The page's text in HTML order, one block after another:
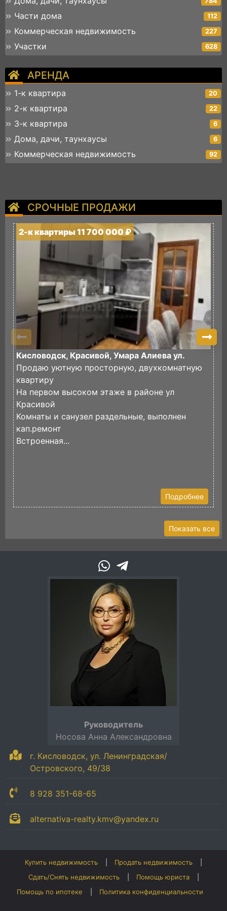
Части дома 112
Коммерческая недвижимость 227
Участки 628
АРЕНДА
1-к квартира 20
2-к квартира 22
3-к квартира 6
Дома, дачи, таунхаусы 6
Коммерческая недвижимость 92
СРОЧНЫЕ ПРОДАЖИ
2-к квартиры 11 700 000 ₽
Кисловодск, Красивой, Умара Алиева ул.
Продаю уютную просторную, двухкомнатную
квартиру
На первом высоком этаже в районе ул
Красивой
Комнаты и санузел раздельные, выполнен
кап.ремонт
Встроенная...
Подробнее
Показать все
г. Кисловодск, ул. Ленинградская/
Островского, 49/38
8 928 351-68-65
alternativa-realty.kmv@yandex.ru
Руководитель
Носова Анна Александровна
Купить недвижимость
Продать недвижимость
Сдать/Снять недвижимость
Помощь юриста
Помощь по ипотеке
Политика конфиденциальности